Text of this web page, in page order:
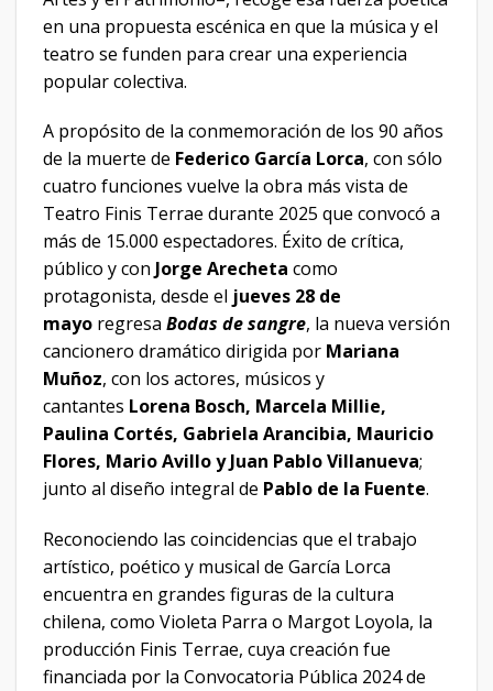
en una propuesta escénica en que la música y el
teatro se funden para crear una experiencia
popular colectiva.
A propósito de la conmemoración de los 90 años
de la muerte de Federico García Lorca, con sólo
cuatro funciones vuelve la obra más vista de
Teatro Finis Terrae durante 2025 que convocó a
más de 15.000 espectadores. Éxito de crítica,
público y con Jorge Arecheta como
protagonista, desde el jueves 28 de
mayo regresa Bodas de sangre, la nueva versión
cancionero dramático dirigida por Mariana
Muñoz, con los actores, músicos y
cantantes Lorena Bosch, Marcela Millie,
Paulina Cortés, Gabriela Arancibia, Mauricio
Flores, Mario Avillo y Juan Pablo Villanueva;
junto al diseño integral de Pablo de la Fuente.
Reconociendo las coincidencias que el trabajo
artístico, poético y musical de García Lorca
encuentra en grandes figuras de la cultura
chilena, como Violeta Parra o Margot Loyola, la
producción Finis Terrae, cuya creación fue
financiada por la Convocatoria Pública 2024 de